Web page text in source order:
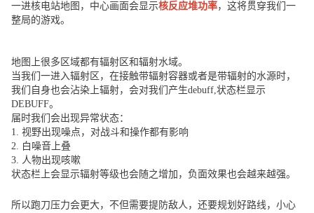
一进核电站地图，中心画面会显示核反应堆功率，这将贯穿我们一
整局的游戏。
地图上很多区域都有辐射区和辐射水域。
当我们一进入辐射区，在接触带辐射容器或者是带辐射的水源时，
我们自身也会沾染上辐射，会对我们产生debuff,状态栏显示
DEBUFF。
届时我们会出现异常状态：
1. 视野出现噪点，对战斗和操作都有影响
2. 白噪音上叠
3. 人物出现咳嗽
状态栏上会显示辐射等级也会随之增加，负面效果也会越来越强。
所以跑刀压力会更大，不但需要提防敌人，还要规划好路线，小心